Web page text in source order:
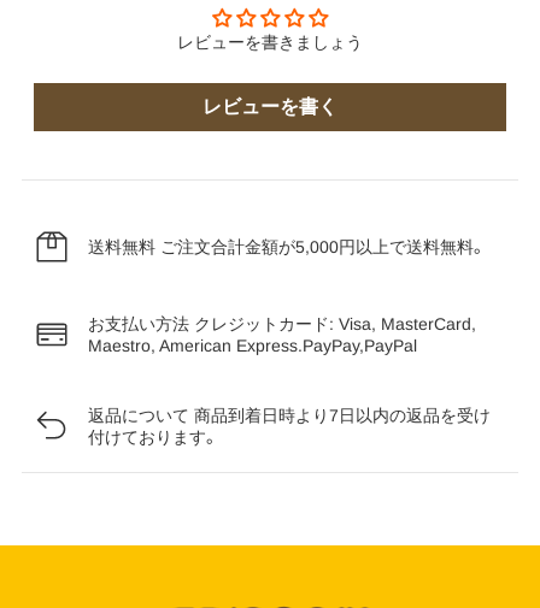
レビューを書きましょう
レビューを書く
送料無料 ご注文合計金額が5,000円以上で送料無料。
お支払い方法 クレジットカード: Visa, MasterCard,
Maestro, American Express.PayPay,PayPal
返品について 商品到着日時より7日以内の返品を受け
付けております。